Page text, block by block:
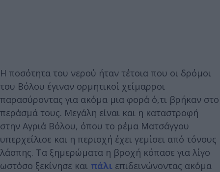
Η ποσότητα του νερού ήταν τέτοια που οι δρόμοι
του Βόλου έγιναν ορμητικοί χείμαρροι
παρασύροντας για ακόμα μια φορά ό,τι βρήκαν στο
περάσμά τους. Μεγάλη είναι και η καταστροφή
στην Αγριά Βόλου, όπου το ρέμα Ματσάγγου
υπερχείλισε και η περιοχή έχει γεμίσει από τόνους
λάσπης. Τα ξημερώματα η βροχή κόπασε για λίγο
ωστόσο ξεκίνησε και πάλι επιδεινώνοντας ακόμα